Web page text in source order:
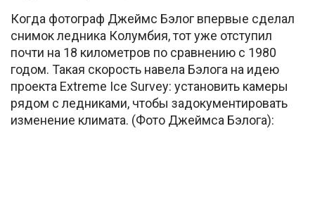
Когда фотограф Джеймс Бэлог впервые сделал
снимок ледника Колумбия, тот уже отступил
почти на 18 километров по сравнению с 1980
годом. Такая скорость навела Бэлога на идею
проекта Extreme Ice Survey: установить камеры
рядом с ледниками, чтобы задокументировать
изменение климата. (Фото Джеймса Бэлога):